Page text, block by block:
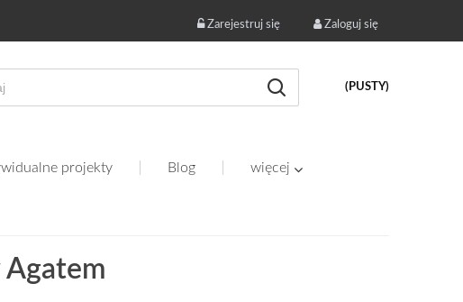
Zarejestruj się Zaloguj się
(PUSTY)
projekty Blog więcej